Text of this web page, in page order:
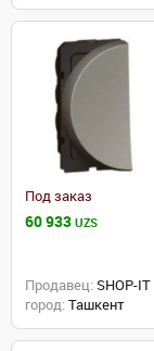
Под заказ
60 933 UZS
Продавец: SHOP-IT
город: Ташкент